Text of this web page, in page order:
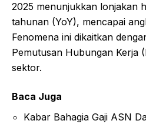
2025 menunjukkan lonjakan
tahunan (YoY), mencapai
Fenomena ini dikaitkan
Pemutusan Hubungan Kerja
sektor.
Baca Juga
Kabar Bahagia Gaji ASN